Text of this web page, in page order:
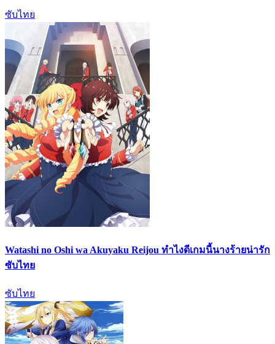
ซับไทย
Watashi no Oshi wa Akuyaku Reijou ทำไงดีเกมนี้นางร้ายน่ารัก
ซับไทย
ซับไทย